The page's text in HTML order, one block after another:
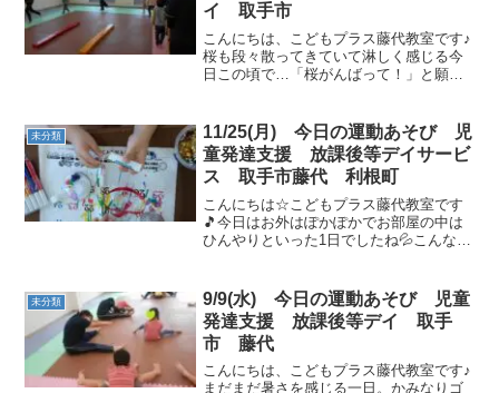
イ 取手市
こんにちは、こどもプラス藤代教室です♪
桜も段々散ってきていて淋しく感じる今
日この頃で…「桜がんばって！」と願う
たら、指定された平均台に登って止まり
ましょう！譲り合って上...
未分類
11/25(月) 今日の運動あそび 児
童発達支援 放課後等デイサービ
ス 取手市藤代 利根町
こんにちは☆こどもプラス藤代教室です
🎵今日はお外はぽかぽかでお部屋の中は
ひんやりといった1日でしたね💦こんな日
寧に取り組んでいました🎄◎今日の運動
あそびは読み聞かせ...
未分類
9/9(水) 今日の運動あそび 児童
発達支援 放課後等デイ 取手
市 藤代
こんにちは、こどもプラス藤代教室です♪
まだまだ暑さを感じる一日。かみなりゴ